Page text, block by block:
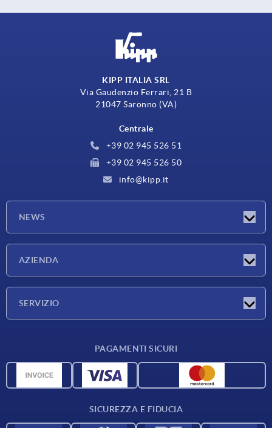
KIPP ITALIA SRL
Via Gaudenzio Ferrari, 21 B
21047 Saronno (VA)
Centrale
+39 02 945 526 51
+39 02 945 526 50
info@kipp.it
NEWS
AZIENDA
SERVIZIO
Dati CAD
PAGAMENTI SICURI
SICUREZZA E FIDUCIA